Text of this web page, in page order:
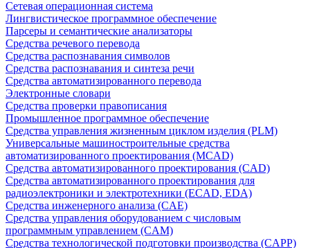
Сетевая операционная система
Лингвистическое программное обеспечение
Парсеры и семантические анализаторы
Средства речевого перевода
Средства распознавания символов
Средства распознавания и синтеза речи
Средства автоматизированного перевода
Электронные словари
Средства проверки правописания
Промышленное программное обеспечение
Средства управления жизненным циклом изделия (PLM)
Универсальные машиностроительные средства
автоматизированного проектирования (MCAD)
Средства автоматизированного проектирования (CAD)
Средства автоматизированного проектирования для
радиоэлектроники и электротехники (ECAD, EDA)
Средства инженерного анализа (CAE)
Средства управления оборудованием с числовым
программным управлением (CAM)
Средства технологической подготовки производства (CAPP)